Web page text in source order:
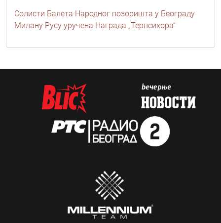
Солисти Балета Народног позоришта у Београду
Милану Русу уручена Награда „Терпсихора“